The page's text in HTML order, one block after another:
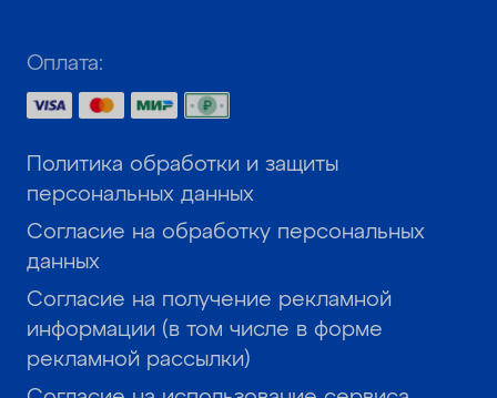
Оплата:
Политика обработки и защиты
персональных данных
Согласие на обработку персональных
данных
Согласие на получение рекламной
информации (в том числе в форме
рекламной рассылки)